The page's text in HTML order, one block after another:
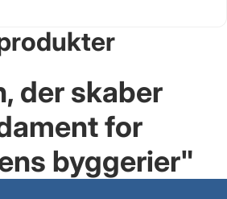
der skaber
for
byggerier"